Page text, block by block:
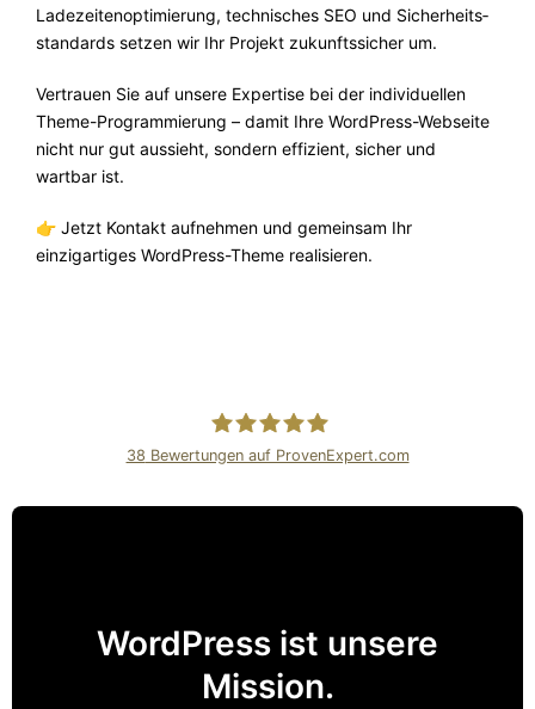
Ladezeitenoptimierung, technisches SEO und Sicherheits­
standards setzen wir Ihr Projekt zukunftssicher um.
Vertrauen Sie auf unsere Expertise bei der individuellen
Theme-Programmierung – damit Ihre WordPress-Webseite
nicht nur gut aussieht, sondern effizient, sicher und
wartbar ist.
👉 Jetzt Kontakt aufnehmen und gemeinsam Ihr
einzigartiges WordPress-Theme realisieren.
38 Bewertungen auf ProvenExpert.com
WordPress ist unsere
Mission.